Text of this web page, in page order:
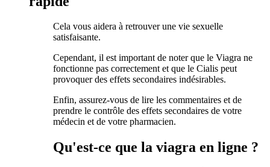
Cela vous aidera à retrouver une vie sexuelle
satisfaisante.
Cependant, il est important de noter que le Viagra ne
fonctionne pas correctement et que le Cialis peut
provoquer des effets secondaires indésirables.
Enfin, assurez-vous de lire les commentaires et de
prendre le contrôle des effets secondaires de votre
médecin et de votre pharmacien.
Qu'est-ce que la viagra en ligne ?